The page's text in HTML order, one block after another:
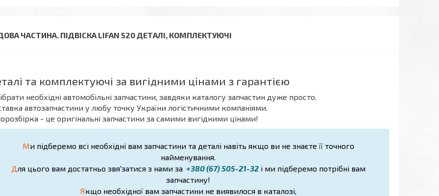
ЧАСТИНА. ПІДВІСКА LIFAN 520 ДЕТАЛІ, КОМПЛЕКТУЮЧІ
та комплектуючі за вигідними цінами з гарантією
необхідні автомобільні запчастини, завдяки каталогу запчастин дуже просто.
автозапчастини у любу точку України логістичними компаніями.
- це оригінальні запчастини за самими вигідними цінами!
Ми підберемо всі необхідні вам запчастини та деталі навіть якщо ви не знаєте її точного
найменування.
Для цього вам достатньо звя'затися з нами за +380 (67) 505-21-32і ми підберемо потрібні вам
запчастину!
Якщо необхідної вам запчастини не виявилося в каталозі,